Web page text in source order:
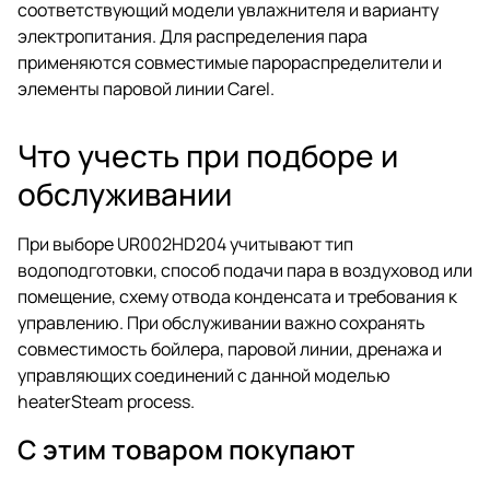
соответствующий модели увлажнителя и варианту
электропитания. Для распределения пара
применяются совместимые парораспределители и
элементы паровой линии Carel.
Что учесть при подборе и
обслуживании
При выборе UR002HD204 учитывают тип
водоподготовки, способ подачи пара в воздуховод или
помещение, схему отвода конденсата и требования к
управлению. При обслуживании важно сохранять
совместимость бойлера, паровой линии, дренажа и
управляющих соединений с данной моделью
heaterSteam process.
С этим товаром покупают